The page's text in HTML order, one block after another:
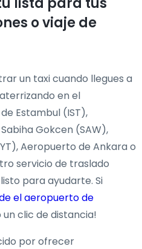
o viaje de
un taxi cuando llegues a
en el
Estambul (IST),
Gokcen (SAW),
Aeropuerto de Ankara o
servicio de traslado
para ayudarte. Si
el aeropuerto de
un clic de distancia!
por ofrecer